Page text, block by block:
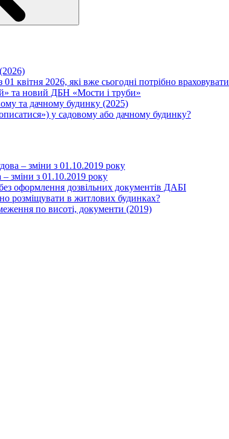
квітня 2026, які вже сьогодні потрібно враховувати
та новий ДБН «Мости і труби»
та дачному будинку (2025)
у садовому або дачному будинку?
– зміни з 01.10.2019 року
– зміни з 01.10.2019 року
оформлення дозвільних документів ДАБІ
розміщувати в житлових будинках?
по висоті, документи (2019)